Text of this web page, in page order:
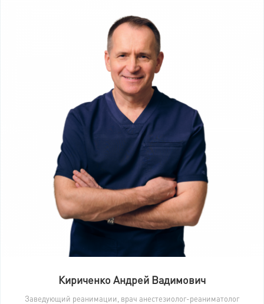
Кириченко Андрей Вадимович
Заведующий реанимации, врач анестезиолог-реаниматолог